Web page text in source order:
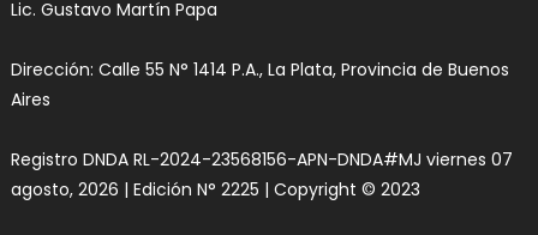
Lic. Gustavo Martín Papa
Dirección: Calle 55 N° 1414 P.A., La Plata, Provincia de Buenos
Aires
Registro DNDA RL-2024-23568156-APN-DNDA#MJ viernes 07
agosto, 2026 | Edición N° 2225 | Copyright © 2023